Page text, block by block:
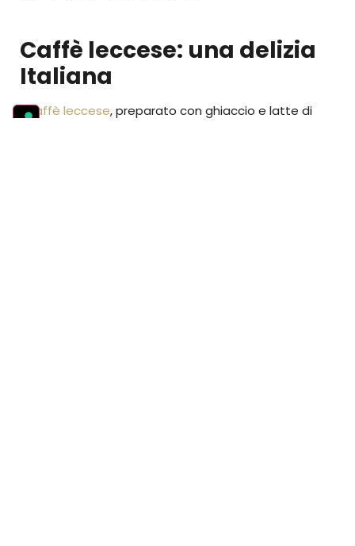
Caffè leccese: una delizia
Italiana
Ilcaffè leccese, preparato con ghiaccio e latte di